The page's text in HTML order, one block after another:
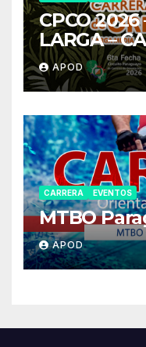
CPCO 2026
LARGA –
ORAPOD
CARRERA EVENTOS
MTBO
APOD